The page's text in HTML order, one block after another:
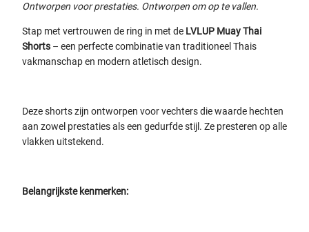
Ontworpen voor prestaties. Ontworpen om op te vallen.
Stap met vertrouwen de ring in met de LVLUP Muay Thai
Shorts – een perfecte combinatie van traditioneel Thais
vakmanschap en modern atletisch design.
Deze shorts zijn ontworpen voor vechters die waarde hechten
aan zowel prestaties als een gedurfde stijl. Ze presteren op alle
vlakken uitstekend.
Belangrijkste kenmerken: